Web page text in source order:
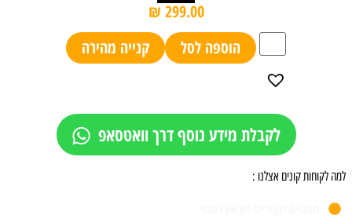
₪ 299.00
הוספה לסל
קנייה מהירה
לקבלת מידע נוסף דרך וואטסאפ
למה לקוחות קונים אצלנו :